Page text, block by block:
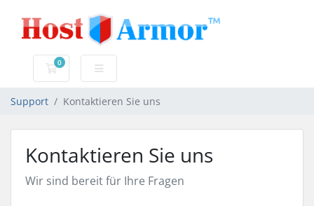
0
Mein Warenkorb
Support Kontaktieren Sie uns
Kontaktieren Sie uns
Wir sind bereit für Ihre Fragen